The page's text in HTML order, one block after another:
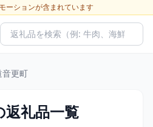
ーションが含まれています
音更町
返礼品一覧